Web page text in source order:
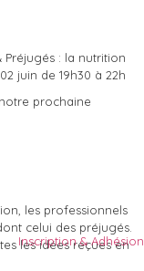
Inscription & Adhésion
Préjugés : la nutrition
juin de 19h30 à 22h
prochaine
les professionnels
celui des préjugés.
les idées reçues en